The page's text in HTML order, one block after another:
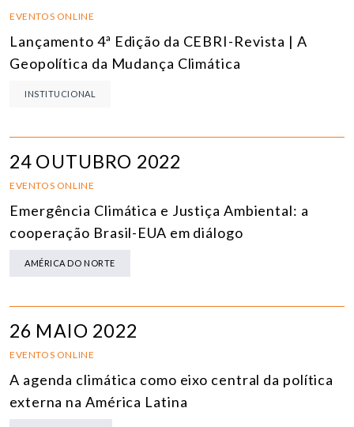
EVENTOS ONLINE
Lançamento 4ª Edição da CEBRI-Revista | A
Geopolítica da Mudança Climática
INSTITUCIONAL
24 OUTUBRO 2022
EVENTOS ONLINE
Emergência Climática e Justiça Ambiental: a
cooperação Brasil-EUA em diálogo
AMÉRICA DO NORTE
26 MAIO 2022
EVENTOS ONLINE
A agenda climática como eixo central da política
externa na América Latina